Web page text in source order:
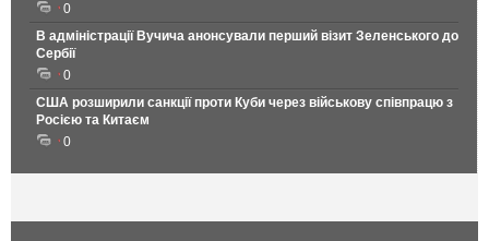
0
В адміністрації Вучича анонсували перший візит Зеленського до
Сербії
0
США розширили санкції проти Куби через військову співпрацю з
Росією та Китаєм
0